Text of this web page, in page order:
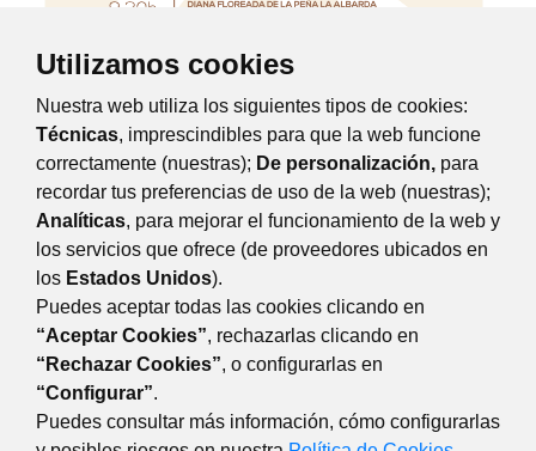
Utilizamos cookies
Nuestra web utiliza los siguientes tipos de cookies:
Técnicas, imprescindibles para que la web funcione
correctamente (nuestras); De personalización, para
recordar tus preferencias de uso de la web (nuestras);
Analíticas, para mejorar el funcionamiento de la web y
los servicios que ofrece (de proveedores ubicados en
los Estados Unidos).
Puedes aceptar todas las cookies clicando en
“Aceptar Cookies”, rechazarlas clicando en
“Rechazar Cookies”, o configurarlas en
“Configurar”.
Puedes consultar más información, cómo configurarlas
Fiesta del Judas 2026
Descargar PDF
AYUNTAMIENTO DE MAJADAHONDA
Plaza Mayor, 3 28220 Majadahonda Madrid